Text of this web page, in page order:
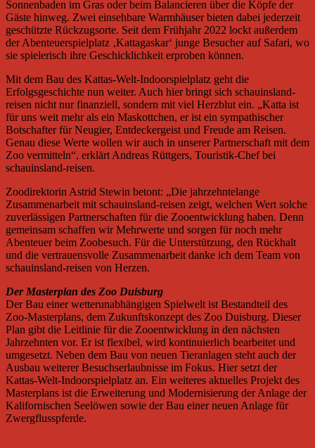
Sonnenbaden im Gras oder beim Balancieren über die Köpfe der
Gäste hinweg. Zwei einsehbare Warmhäuser bieten dabei jederzeit
geschützte Rückzugsorte. Seit dem Frühjahr 2022 lockt außerdem
der Abenteuerspielplatz ‚Kattagaskar‘ junge Besucher auf Safari, wo
sie spielerisch ihre Geschicklichkeit erproben können.
Mit dem Bau des Kattas-Welt-Indoorspielplatz geht die
Erfolgsgeschichte nun weiter. Auch hier bringt sich schauinsland-
reisen nicht nur finanziell, sondern mit viel Herzblut ein. „Katta ist
für uns weit mehr als ein Maskottchen, er ist ein sympathischer
Botschafter für Neugier, Entdeckergeist und Freude am Reisen.
Genau diese Werte wollen wir auch in unserer Partnerschaft mit dem
Zoo vermitteln“, erklärt Andreas Rüttgers, Touristik-Chef bei
schauinsland-reisen.
Zoodirektorin Astrid Stewin betont: „Die jahrzehntelange
Zusammenarbeit mit schauinsland-reisen zeigt, welchen Wert solche
zuverlässigen Partnerschaften für die Zooentwicklung haben. Denn
gemeinsam schaffen wir Mehrwerte und sorgen für noch mehr
Abenteuer beim Zoobesuch. Für die Unterstützung, den Rückhalt
und die vertrauensvolle Zusammenarbeit danke ich dem Team von
schauinsland-reisen von Herzen.
Der Masterplan des Zoo Duisburg
Der Bau einer wetterunabhängigen Spielwelt ist Bestandteil des
Zoo-Masterplans, dem Zukunftskonzept des Zoo Duisburg. Dieser
Plan gibt die Leitlinie für die Zooentwicklung in den nächsten
Jahrzehnten vor. Er ist flexibel, wird kontinuierlich bearbeitet und
umgesetzt. Neben dem Bau von neuen Tieranlagen steht auch der
Ausbau weiterer Besuchserlaubnisse im Fokus. Hier setzt der
Kattas-Welt-Indoorspielplatz an. Ein weiteres aktuelles Projekt des
Masterplans ist die Erweiterung und Modernisierung der Anlage der
Kalifornischen Seelöwen sowie der Bau einer neuen Anlage für
Zwergflusspferde.